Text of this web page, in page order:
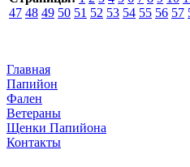
47 48 49 50 51 52 53 54 55 56 57
Главная
Папийон
Фален
Ветераны
Щенки Папийона
Контакты